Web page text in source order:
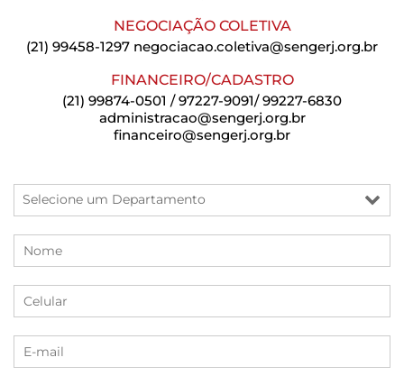
NEGOCIAÇÃO COLETIVA
(21) 99458-1297 negociacao.coletiva@sengerj.org.br
FINANCEIRO/CADASTRO
(21) 99874-0501 / 97227-9091/ 99227-6830
administracao@sengerj.org.br
financeiro@sengerj.org.br